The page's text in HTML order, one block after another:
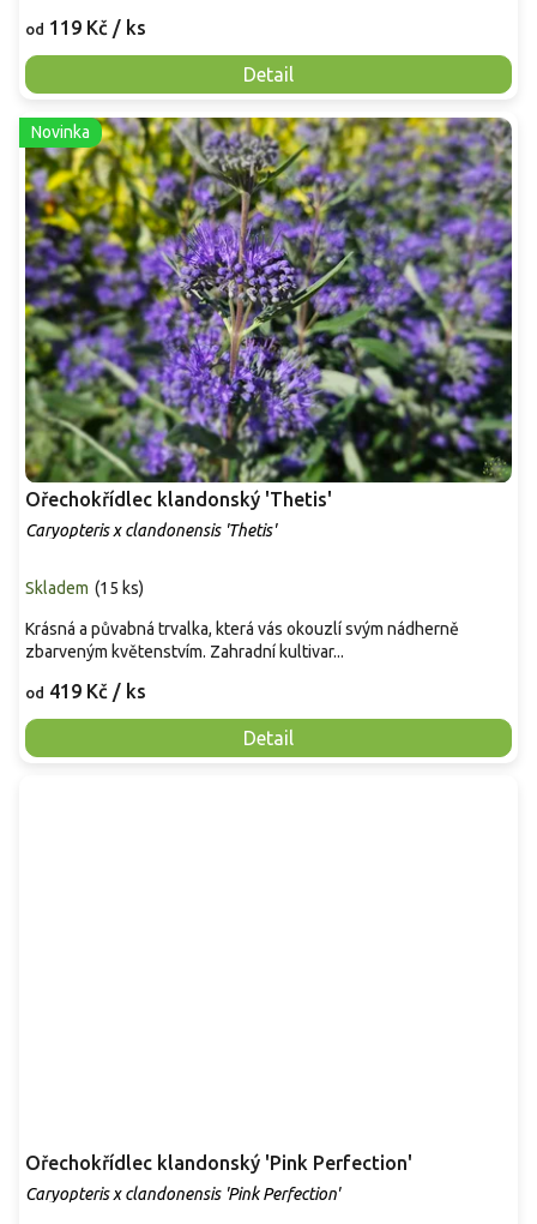
od 119 Kč / ks
Detail
Novinka
Ořechokřídlec klandonský 'Thetis'
Caryopteris x clandonensis 'Thetis'
Skladem (15 ks)
od 419 Kč / ks
Detail
Krásná a půvabná trvalka, která vás okouzlí svým nádherně
zbarveným květenstvím. Zahradní kultivar...
Ořechokřídlec klandonský 'Pink Perfection'
Caryopteris x clandonensis 'Pink Perfection'